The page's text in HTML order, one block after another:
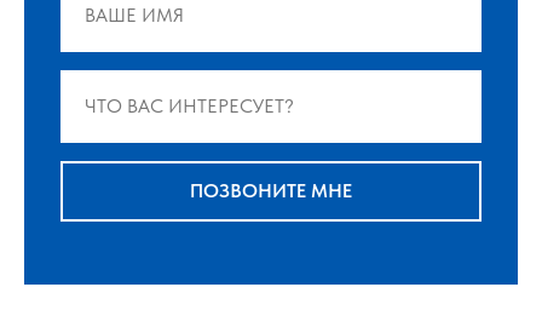
ПОЗВОНИТЕ МНЕ